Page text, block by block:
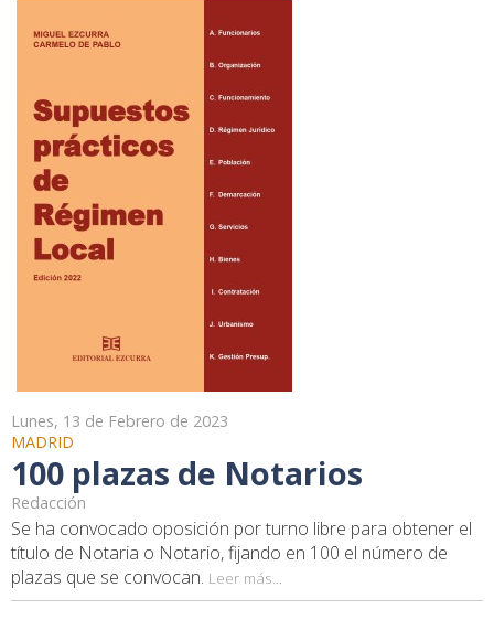
Lunes, 13 de Febrero de 2023
MADRID
100 plazas de Notarios
Redacción
Se ha convocado oposición por turno libre para obtener el
título de Notaria o Notario, fijando en 100 el número de
plazas que se convocan. Leer más...